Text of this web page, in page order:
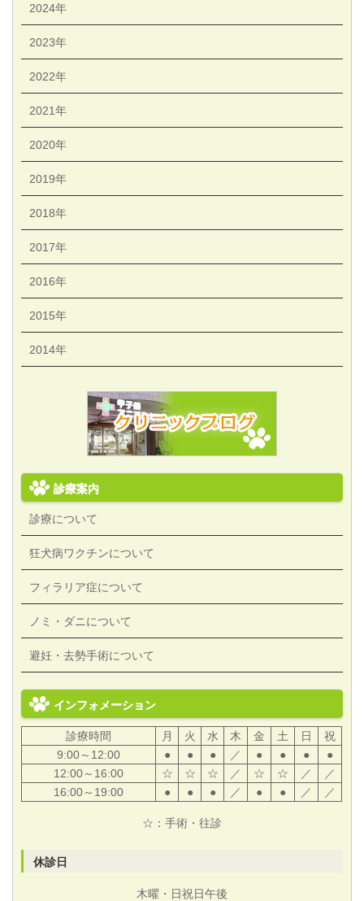
2024年
2023年
2022年
2021年
2020年
2019年
2018年
2017年
2016年
2015年
2014年
診療案内
診療について
狂犬病ワクチンについて
フィラリア症について
ノミ・ダニについて
避妊・去勢手術について
インフォメーション
診療時間 月 火 水 木 金 土 日
祝
9:00～12:00
● ● ● ／ ● ● ●
●
12:00～16:00
☆ ☆ ☆ ／ ☆ ☆ ／
／
16:00～19:00
● ● ● ／ ● ● ／ ／
☆：手術・往診
休診日
木曜・日祝日午後